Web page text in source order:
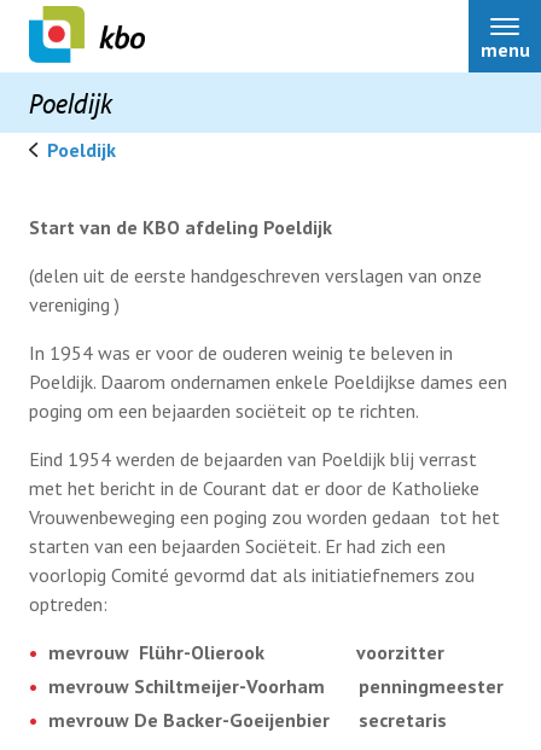
Poeldijk
menu
Homepage KBO Poeldijk
Over ons
Nieuws
Activiteiten
KBO Poeldijk 70 jaar
Jaarvergadering
KBO vakantieweek
Terugblikken
Bestuur
Contact
Poeldijk
Start van de KBO afdeling Poeldijk
(delen uit de eerste handgeschreven verslagen van onze
vereniging )
In 1954 was er voor de ouderen weinig te beleven in
Poeldijk. Daarom ondernamen enkele Poeldijkse dames een
poging om een bejaarden sociëteit op te richten.
Eind 1954 werden de bejaarden van Poeldijk blij verrast
met het bericht in de Courant dat er door de Katholieke
Vrouwenbeweging een poging zou worden gedaan tot het
starten van een bejaarden Sociëteit. Er had zich een
voorlopig Comité gevormd dat als initiatiefnemers zou
optreden:
mevrouw Flühr-Olierook voorzitter
mevrouw Schiltmeijer-Voorham penningmeester
mevrouw De Backer-Goeijenbier secretaris